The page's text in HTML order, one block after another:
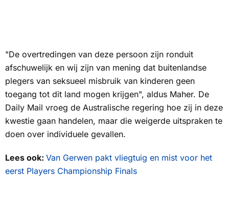
"De overtredingen van deze persoon zijn ronduit
afschuwelijk en wij zijn van mening dat buitenlandse
plegers van seksueel misbruik van kinderen geen
toegang tot dit land mogen krijgen", aldus Maher. De
Daily Mail vroeg de Australische regering hoe zij in deze
kwestie gaan handelen, maar die weigerde uitspraken te
doen over individuele gevallen.
Lees ook: Van Gerwen pakt vliegtuig en mist voor het
eerst Players Championship Finals